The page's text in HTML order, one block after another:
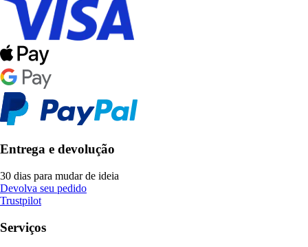
Entrega e devolução
30 dias para mudar de ideia
Devolva seu pedido
Trustpilot
Serviços